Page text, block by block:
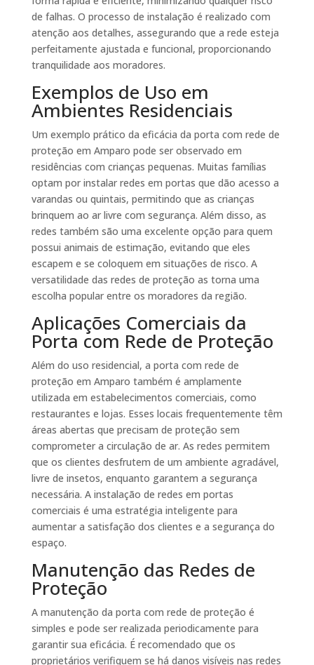
de falhas. O processo de instalação é realizado com
atenção aos detalhes, assegurando que a rede esteja
perfeitamente ajustada e funcional, proporcionando
tranquilidade aos moradores.
Exemplos de Uso em
Ambientes Residenciais
Um exemplo prático da eficácia da porta com rede de
proteção em Amparo pode ser observado em
residências com crianças pequenas. Muitas famílias
optam por instalar redes em portas que dão acesso a
varandas ou quintais, permitindo que as crianças
brinquem ao ar livre com segurança. Além disso, as
redes também são uma excelente opção para quem
possui animais de estimação, evitando que eles
escapem e se coloquem em situações de risco. A
versatilidade das redes de proteção as torna uma
escolha popular entre os moradores da região.
Aplicações Comerciais da
Porta com Rede de Proteção
Além do uso residencial, a porta com rede de
proteção em Amparo também é amplamente
utilizada em estabelecimentos comerciais, como
restaurantes e lojas. Esses locais frequentemente têm
áreas abertas que precisam de proteção sem
comprometer a circulação de ar. As redes permitem
que os clientes desfrutem de um ambiente agradável,
livre de insetos, enquanto garantem a segurança
necessária. A instalação de redes em portas
comerciais é uma estratégia inteligente para
aumentar a satisfação dos clientes e a segurança do
espaço.
Manutenção das Redes de
Proteção
A manutenção da porta com rede de proteção é
simples e pode ser realizada periodicamente para
garantir sua eficácia. É recomendado que os
proprietários verifiquem se há danos visíveis nas redes